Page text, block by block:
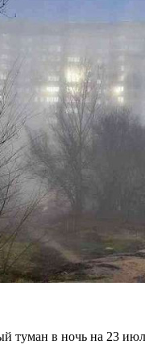
туман в ночь на 23